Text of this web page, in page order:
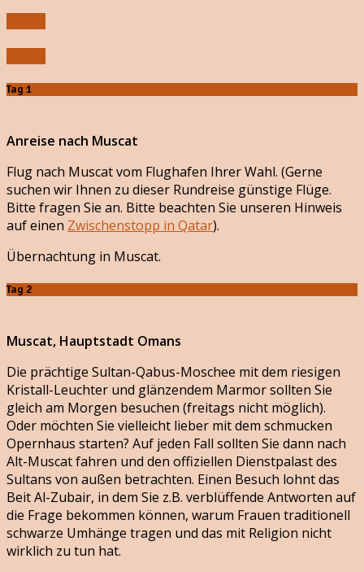
Tag 1
Anreise nach Muscat
Flug nach Muscat vom Flughafen Ihrer Wahl. (Gerne
suchen wir Ihnen zu dieser Rundreise günstige Flüge.
Bitte fragen Sie an. Bitte beachten Sie unseren Hinweis
auf einen Zwischenstopp in Qatar).
Übernachtung in Muscat.
Tag 2
Muscat, Hauptstadt Omans
Die prächtige Sultan-Qabus-Moschee mit dem riesigen
Kristall-Leuchter und glänzendem Marmor sollten Sie
gleich am Morgen besuchen (freitags nicht möglich).
Oder möchten Sie vielleicht lieber mit dem schmucken
Opernhaus starten? Auf jeden Fall sollten Sie dann nach
Alt-Muscat fahren und den offiziellen Dienstpalast des
Sultans von außen betrachten. Einen Besuch lohnt das
Beit Al-Zubair, in dem Sie z.B. verblüffende Antworten auf
die Frage bekommen können, warum Frauen traditionell
schwarze Umhänge tragen und das mit Religion nicht
wirklich zu tun hat.